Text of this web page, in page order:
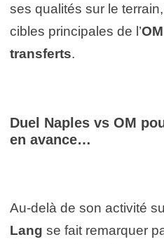
ses qualités sur le
cibles principales de l’OM
transferts.
Duel Naples vs OM
en avance…
Au-delà de son activité
Lang se fait remarquer